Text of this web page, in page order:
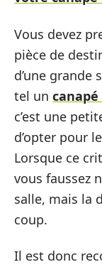
Vous devez
pièce de
d’une grande
tel un
c’est une
d’opter pour
Lorsque ce
vous faussez
salle, mais la
coup.
Il est donc